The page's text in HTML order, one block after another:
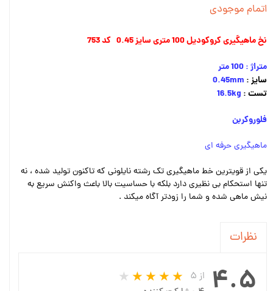
اتمام موجودی
نخ ماهیگیری کروکودیل 100 متری سایز 0.45 کد 753
متراژ : 100 متر
سایز : 0.45mm
تست : 16.5kg
فلوروکربن
ماهیگیری حرفه ای
یکی از قویترین خط ماهیگیری تک رشته نایلونی که تاکنون تولید شده ، نه
تنها استحکام بی نظیری دارد بلکه با حساسیت بالا باعث واکنش سریع به
نیش ماهی شده و شما را زودتر آگاه میکند .
نظرات
۴.۵ از ۵